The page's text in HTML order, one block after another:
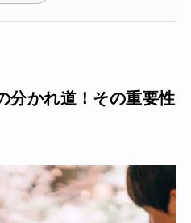
分かれ道！その重要性